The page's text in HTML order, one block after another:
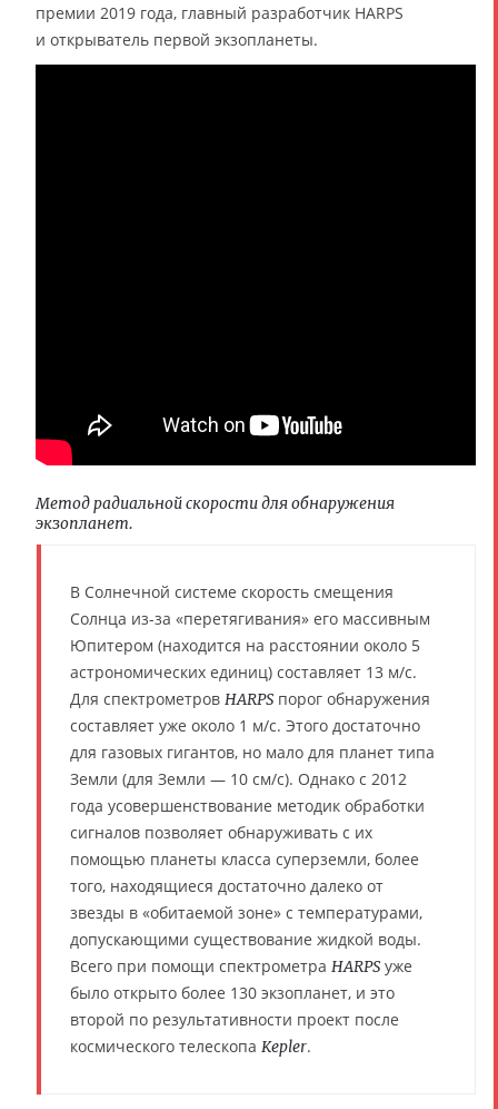
премии 2019 года, главный разработчик HARPS
и открыватель первой экзопланеты.
Метод радиальной скорости для обнаружения
экзопланет.
В Солнечной системе скорость смещения
Солнца из-за «перетягивания» его массивным
Юпитером (находится на расстоянии около 5
астрономических единиц) составляет 13 м/с.
Для спектрометров HARPS порог обнаружения
составляет уже около 1 м/с. Этого достаточно
для газовых гигантов, но мало для планет типа
Земли (для Земли — 10 см/с). Однако с 2012
года усовершенствование методик обработки
сигналов позволяет обнаруживать с их
помощью планеты класса суперземли, более
того, находящиеся достаточно далеко от
звезды в «обитаемой зоне» с температурами,
допускающими существование жидкой воды.
Всего при помощи спектрометра HARPS уже
было открыто более 130 экзопланет, и это
второй по результативности проект после
космического телескопа Kepler.